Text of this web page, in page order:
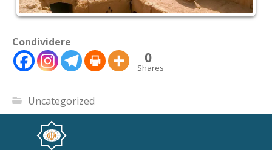
Condividere
0
Shares
Uncategorized